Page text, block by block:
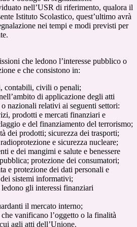
nell’USR di riferimento, qualora il
Istituto Scolastico, quest’ultimo avrà
nei tempi e modi previsti per
che ledono l’interesse pubblico o
e che consistono in:
contabili, civili o penali;
di applicazione degli atti
nazionali relativi ai seguenti settori:
prodotti e mercati finanziari e
e del finanziamento del terrorismo;
dei prodotti; sicurezza dei trasporti;
e sicurezza nucleare;
e dei mangimi e salute e benessere
protezione dei consumatori;
e protezione dei dati personali e
sistemi informativi;
gli interessi finanziari
il mercato interno;
vanificano l’oggetto o la finalità
agli atti dell’Unione.